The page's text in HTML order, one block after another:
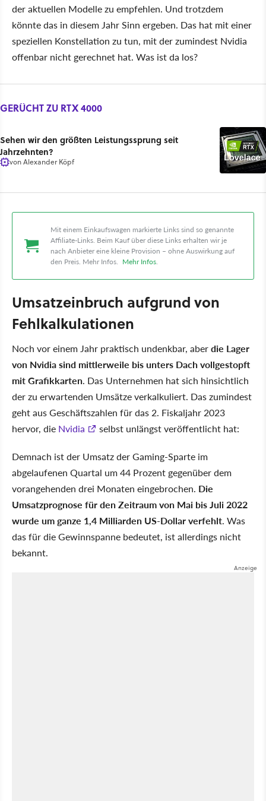
der aktuellen Modelle zu empfehlen. Und trotzdem
könnte das in diesem Jahr Sinn ergeben. Das hat mit einer
speziellen Konstellation zu tun, mit der zumindest Nvidia
offenbar nicht gerechnet hat. Was ist da los?
GERÜCHT ZU RTX 4000
Sehen wir den größten Leistungssprung seit
Jahrzehnten?
vonAlexander Köpf
Mit einem Einkaufswagen markierte Links sind so genannte
Affiliate-Links. Beim Kauf über diese Links erhalten wir je
nach Anbieter eine kleine Provision – ohne Auswirkung auf
den Preis. Mehr Infos. Mehr Infos.
Umsatzeinbruch aufgrund von
Fehlkalkulationen
Noch vor einem Jahr praktisch undenkbar, aberdie Lager
von Nvidia sind mittlerweile bis unters Dach vollgestopft
mit Grafikkarten. Das Unternehmen hat sich hinsichtlich
der zu erwartenden Umsätze verkalkuliert. Das zumindest
geht aus Geschäftszahlen für das 2. Fiskaljahr 2023
hervor, die Nvidia selbst unlängst veröffentlicht hat:
Demnach ist der Umsatz der Gaming-Sparte im
abgelaufenen Quartal um 44 Prozent gegenüber dem
vorangehenden drei Monaten eingebrochen. Die
Umsatzprognose für den Zeitraum von Mai bis Juli 2022
wurde um ganze 1,4 Milliarden US-Dollar verfehlt. Was
das für die Gewinnspanne bedeutet, ist allerdings nicht
bekannt.